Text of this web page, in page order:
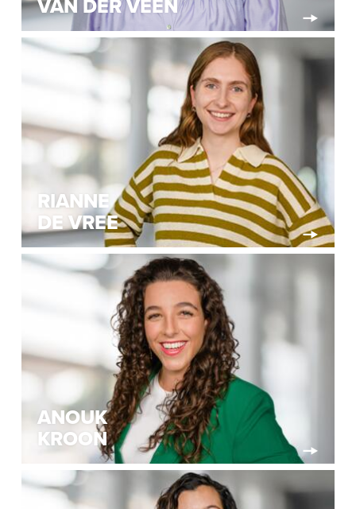
VAN DER VEEN
RIANNE
DE VREE
ANOUK
KROON